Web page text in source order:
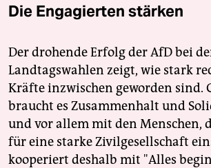
Die Engagierten stärken
Der drohende Erfolg der AfD bei
Landtagswahlen zeigt, wie stark
Kräfte inzwischen geworden sind.
braucht es Zusammenhalt und
und vor allem mit den Menschen,
für eine starke Zivilgesellschaft
kooperiert deshalb mit "Alles